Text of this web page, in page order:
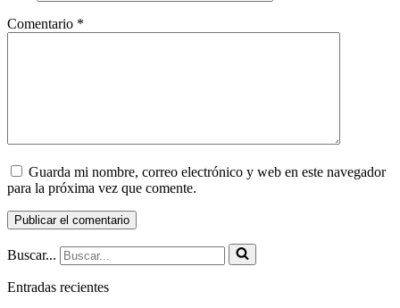
Comentario *
Guarda mi nombre, correo electrónico y web en este navegador
para la próxima vez que comente.
Buscar...
Entradas recientes